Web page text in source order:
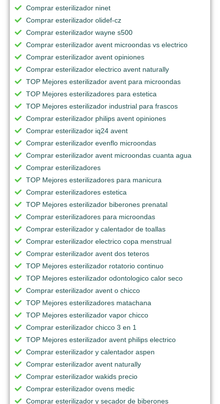
Comprar esterilizador ninet
Comprar esterilizador olidef-cz
Comprar esterilizador wayne s500
Comprar esterilizador avent microondas vs electrico
Comprar esterilizador avent opiniones
Comprar esterilizador electrico avent naturally
TOP Mejores esterilizador avent para microondas
TOP Mejores esterilizadores para estetica
TOP Mejores esterilizador industrial para frascos
Comprar esterilizador philips avent opiniones
Comprar esterilizador iq24 avent
Comprar esterilizador evenflo microondas
Comprar esterilizador avent microondas cuanta agua
Comprar esterilizadores
TOP Mejores esterilizadores para manicura
Comprar esterilizadores estetica
TOP Mejores esterilizador biberones prenatal
Comprar esterilizadores para microondas
Comprar esterilizador y calentador de toallas
Comprar esterilizador electrico copa menstrual
Comprar esterilizador avent dos teteros
TOP Mejores esterilizador rotatorio continuo
TOP Mejores esterilizador odontologico calor seco
Comprar esterilizador avent o chicco
TOP Mejores esterilizadores matachana
TOP Mejores esterilizador vapor chicco
Comprar esterilizador chicco 3 en 1
TOP Mejores esterilizador avent philips electrico
Comprar esterilizador y calentador aspen
Comprar esterilizador avent naturally
Comprar esterilizador wakids precio
Comprar esterilizador ovens medic
Comprar esterilizador y secador de biberones